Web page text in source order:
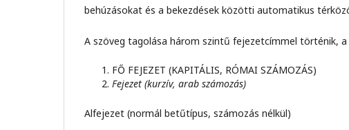
behúzásokat és a bekezdések közötti automatikus
A szöveg tagolása három szintű fejezetcímmel történik,
FŐ FEJEZET (KAPITÁLIS, RÓMAI SZÁMOZÁS)
Fejezet (kurzív, arab számozás)
Alfejezet (normál betűtípus, számozás nélkül)